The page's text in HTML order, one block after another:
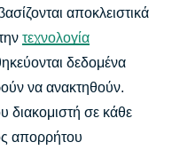
αποκλειστικά
τεχνολογία
δεδομένα
να ανακτηθούν.
διακομιστή σε κάθε
απορρήτου